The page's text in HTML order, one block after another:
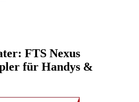
FTS Nexus
für Handys &